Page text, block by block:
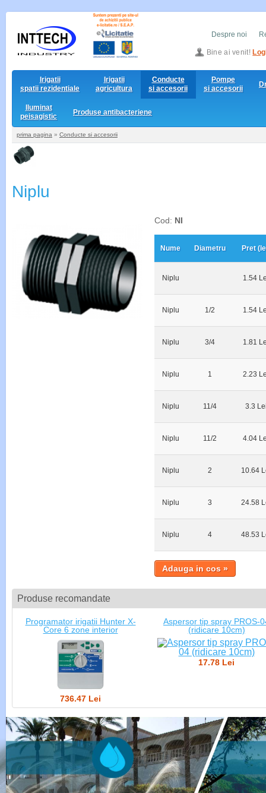
Despre noi
Bine ai venit!
Irigatii
spatii rezidentiale
Irigatii
agricultura
Conducte
si accesorii
Pompe
si accesorii
Iluminat
peisagistic
Produse antibacteriene
prima pagina » Conducte si accesorii
Niplu
Cod: NI
Nume Diametru Pret
Niplu 1.54
Niplu 1/2 1.54
Niplu 3/4 1.81
Niplu 1 2.23
Niplu 11/4 3.3
Niplu 11/2 4.04
Niplu 2 10.64
Niplu 3 24.58
Niplu 4 48.53
Produse recomandate
Programator irigatii Hunter X-
Core 6 zone interior
736.47 Lei
Aspersor tip spray PROS-
(ridicare 10cm)
17.78 Lei